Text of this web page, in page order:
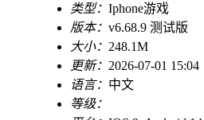
类型： Iphone游戏
版本： v6.68.9 测试版
大小： 248.1M
更新： 2026-07-01 15:04
语言： 中文
等级：